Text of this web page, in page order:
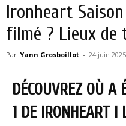
Ironheart
filmé ? Lieux de
Par Yann Grosboillot - 24 juin 2025
DÉCOUVREZ OÙ A
1 DE IRONHEART !